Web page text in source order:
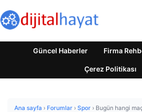
Güncel Haberler Firma
Çerez Politikası
Ana sayfa › Forumlar › Spor › Bugün hangi